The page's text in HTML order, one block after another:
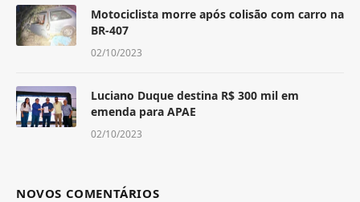
Motociclista morre após colisão com carro na
BR-407
02/10/2023
Luciano Duque destina R$ 300 mil em
emenda para APAE
02/10/2023
NOVOS COMENTÁRIOS